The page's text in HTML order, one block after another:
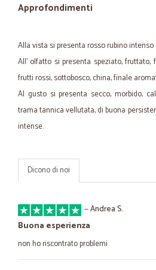
Approfondimenti
Alla vista si presenta rosso rubino
All' olfatto si presenta speziato, fruttato,
frutti rossi, sottobosco, china, finale
Al gusto si presenta secco, morbido,
trama tannica vellutata, di buona
intense.
Dicono di noi
—Andrea S.
Buona esperienza
non ho riscontrato problemi